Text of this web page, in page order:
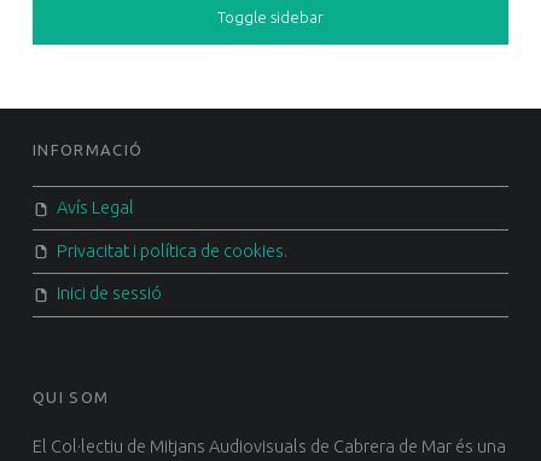
Toggle sidebar
FOOTER SIDEBAR
INFORMACIÓ
Avís Legal
Privacitat i política de cookies.
Inici de sessió
QUI SOM
El Col·lectiu de Mitjans Audiovisuals de Cabrera de Mar és una